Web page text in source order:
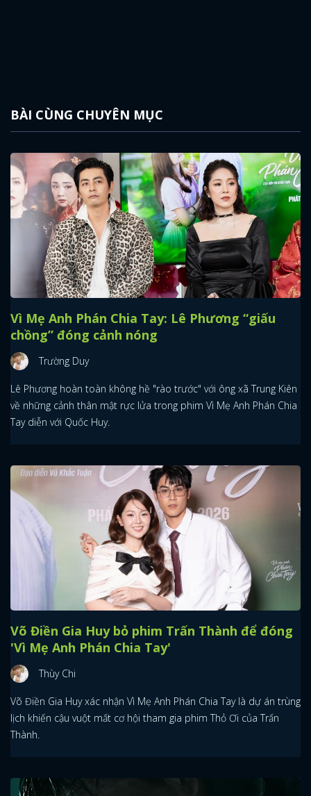
BÀI CÙNG CHUYÊN MỤC
Vì Mẹ Anh Phán Chia Tay: Lê Phương “giấu
chồng” đóng cảnh nóng
Trường Duy
Lê Phương hoàn toàn không hề "rào trước" với ông xã Trung Kiên
về những cảnh thân mật rực lửa trong phim Vì Mẹ Anh Phán Chia
Tay diễn với Quốc Huy.
Võ Điền Gia Huy bỏ phim Trấn Thành để đóng
'Vì Mẹ Anh Phán Chia Tay'
Thùy Chi
Võ Điền Gia Huy xác nhận Vì Mẹ Anh Phán Chia Tay là dự án trùng
lịch khiến cậu vuột mất cơ hội tham gia phim Thỏ Ơi của Trấn
Thành.